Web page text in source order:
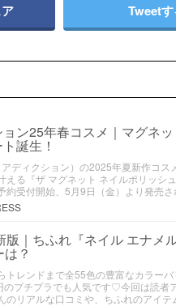
Tweetす
ン25年春コスメ｜マグネ
誕生！
ディクション）の2025年夏新作コ
える『ザ マグネット ネイルポリッシ
約受付開始、5月9日（金）より発売さ
版｜ちふれ『ネイル エナメ
？
トレンドまで全55色の豊富なカラー
のプチプラでも人気です♡今回は読者
のリアルな口コミや、ちふれのアイテ